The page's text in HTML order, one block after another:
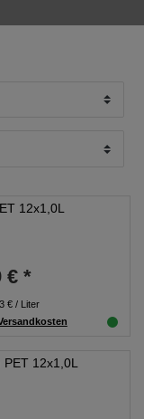
12x1,0L
€ *
€ / Liter
PET 12x1,0L